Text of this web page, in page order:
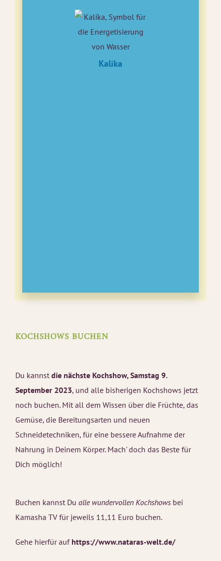
Kalika
KOCHSHOWS BUCHEN
Du kannstdie nächste Kochshow, Samstag 9.
September 2023, und alle bisherigen Kochshows jetzt
noch buchen. Mit all dem Wissen über die Früchte, das
Gemüse, die Bereitungsarten und neuen
Schneidetechniken, für eine bessere Aufnahme der
Nahrung in Deinem Körper. Mach' doch das Beste für
Dich möglich!
Buchen kannst Du alle wundervollen Kochshows bei
Kamasha TV für jeweils 11,11 Euro buchen.
Gehe hierfür auf https://www.nataras-welt.de/